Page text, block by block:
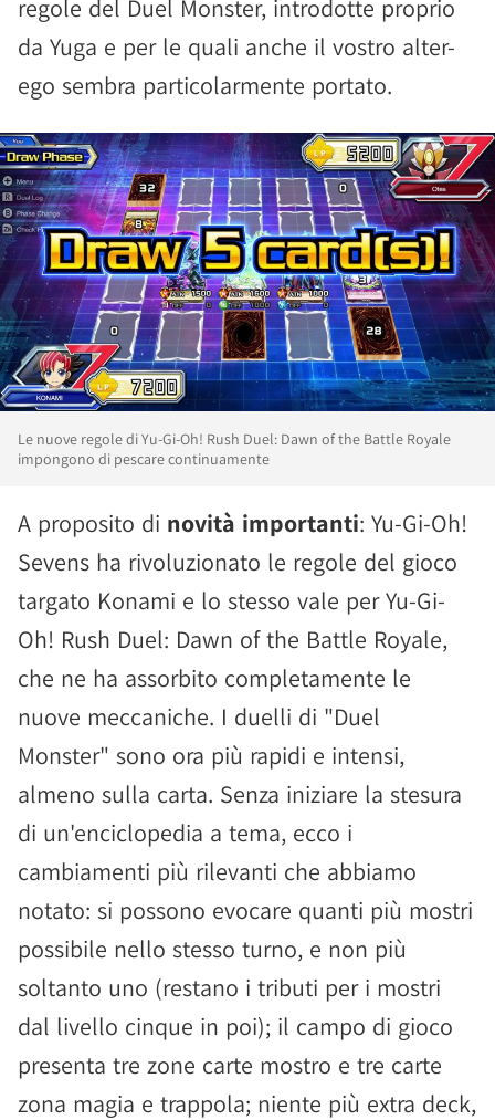
regole del Duel Monster, introdotte proprio
da Yuga e per le quali anche il vostro alter-
ego sembra particolarmente portato.
Le nuove regole di Yu-Gi-Oh! Rush Duel: Dawn of the Battle Royale
impongono di pescare continuamente
A proposito di novità importanti: Yu-Gi-Oh!
Sevens ha rivoluzionato le regole del gioco
targato Konami e lo stesso vale per Yu-Gi-
Oh! Rush Duel: Dawn of the Battle Royale,
che ne ha assorbito completamente le
nuove meccaniche. I duelli di "Duel
Monster" sono ora più rapidi e intensi,
almeno sulla carta. Senza iniziare la stesura
di un'enciclopedia a tema, ecco i
cambiamenti più rilevanti che abbiamo
notato: si possono evocare quanti più mostri
possibile nello stesso turno, e non più
soltanto uno (restano i tributi per i mostri
dal livello cinque in poi); il campo di gioco
presenta tre zone carte mostro e tre carte
zona magia e trappola; niente più extra deck,